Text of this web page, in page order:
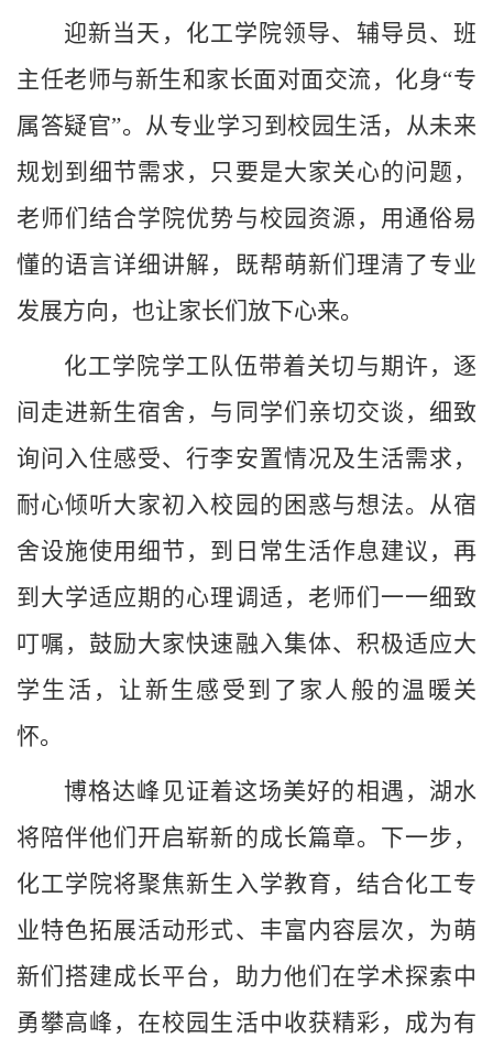
迎新当天，化工学院领导、辅导员、班
主任老师与新生和家长面对面交流，化身“专
属答疑官”。从专业学习到校园生活，从未来
规划到细节需求，只要是大家关心的问题，
老师们结合学院优势与校园资源，用通俗易
懂的语言详细讲解，既帮萌新们理清了专业
发展方向，也让家长们放下心来。
化工学院学工队伍带着关切与期许，逐
间走进新生宿舍，与同学们亲切交谈，细致
询问入住感受、行李安置情况及生活需求，
耐心倾听大家初入校园的困惑与想法。从宿
舍设施使用细节，到日常生活作息建议，再
到大学适应期的心理调适，老师们一一细致
叮嘱，鼓励大家快速融入集体、积极适应大
学生活，让新生感受到了家人般的温暖关
怀。
博格达峰见证着这场美好的相遇，湖水
将陪伴他们开启崭新的成长篇章。下一步，
化工学院将聚焦新生入学教育，结合化工专
业特色拓展活动形式、丰富内容层次，为萌
新们搭建成长平台，助力他们在学术探索中
勇攀高峰，在校园生活中收获精彩，成为有